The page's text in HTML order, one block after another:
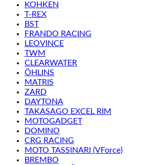
KOHKEN
T-REX
BST
FRANDO RACING
LEOVINCE
TWM
CLEARWATER
ÖHLINS
MATRIS
ZARD
DAYTONA
TAKASAGO EXCEL RIM
MOTOGADGET
DOMINO
CRG RACING
MOTO TASSINARI (VForce)
BREMBO